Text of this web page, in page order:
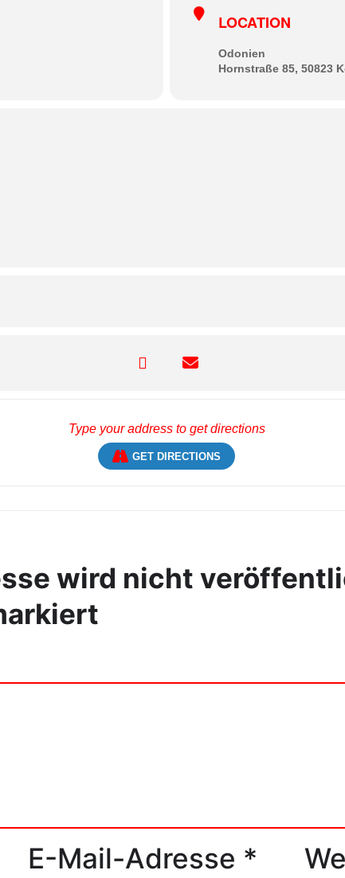
LOCATION
Odonien
Hornstraße 85, 50823
GET DIRECTIONS
wird nicht
E-Mail-Adresse *